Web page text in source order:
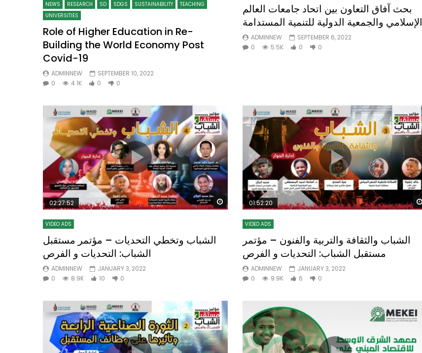
NEWS
RESEARCH SD SDGS SUSTAINABILITY
TEACHING
UNIVERSITIES
Role of Higher Education in Re-
Building the World Economy Post
Covid-19
ADMINNEW
SEPTEMBER 10, 2022
0
4.1K 0 0
بحث آفاق التعاون بين اتحاد جامعات العالم
الإسلامي والجمعية الدولية للتنمية المستدامة
ADMINNEW
SEPTEMBER 6, 2022
0
5.5K 0 0
Watch Later
02:27:52
VIDEO ADS
الشباب وتخطي التحديات – مؤتمر مستقبل
الشباب: التحديات و الفرص
ADMINNEW
JANUARY 3, 2022
0
8.9K 10 0
01:52:20
VIDEO ADS
الشباب والثقافة والتربية والفنون – مؤتمر
مستقبل الشباب: التحديات و الفرص
ADMINNEW
JANUARY 3, 2022
0
9.9K 6 0